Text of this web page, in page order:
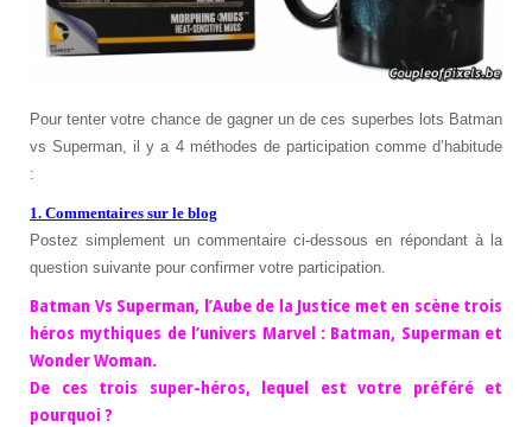
Pour tenter votre chance de gagner un de ces superbes lots Batman
vs Superman, il y a 4 méthodes de participation comme d’habitude
:
1. Commentaires sur le blog
Postez simplement un commentaire ci-dessous en répondant à la
question suivante pour confirmer votre participation.
Batman Vs Superman, l’Aube de la Justice met en scène trois
héros mythiques de l’univers Marvel : Batman, Superman et
Wonder Woman.
De ces trois super-héros, lequel est votre préféré et
pourquoi ?